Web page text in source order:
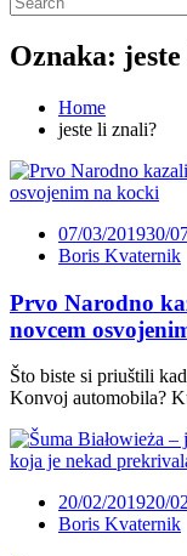
Oznaka:
Home
jeste li znali?
07/03/201930/
Boris Kvaternik
Prvo Narodno
novcem
Što biste si priuštili
Konvoj automobila?
20/02/201920/
Boris Kvaternik